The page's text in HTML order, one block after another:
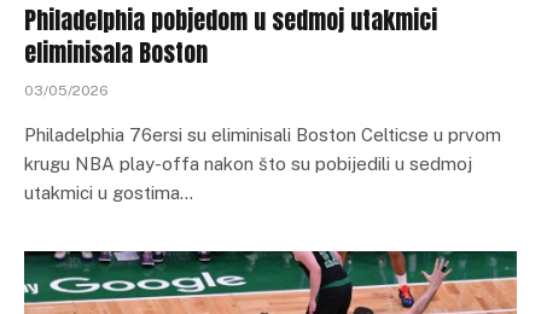
Philadelphia pobjedom u sedmoj utakmici
eliminisala Boston
03/05/2026
Philadelphia 76ersi su eliminisali Boston Celticse u prvom
krugu NBA play-offa nakon što su pobijedili u sedmoj
utakmici u gostima…